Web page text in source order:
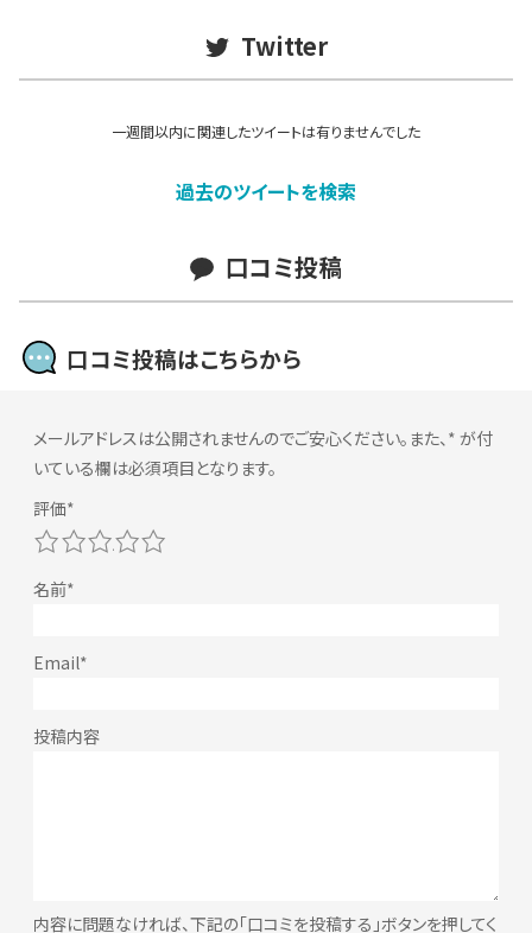
Twitter
一週間以内に関連したツイートは有りませんでした
過去のツイートを検索
口コミ投稿
口コミ投稿はこちらから
メールアドレスは公開されませんのでご安心ください。また、* が付
いている欄は必須項目となります。
内容に問題なければ、下記の「口コミを投稿する」ボタンを押してく
5
4
3
2